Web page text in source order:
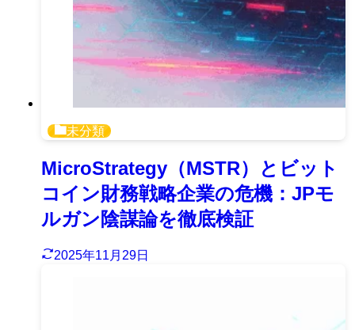
未分類
MicroStrategy（MSTR）とビット
コイン財務戦略企業の危機：JPモ
ルガン陰謀論を徹底検証
2025年11月29日